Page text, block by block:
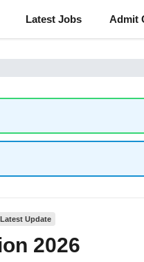
Latest Jobs Admit
Latest Update
2026